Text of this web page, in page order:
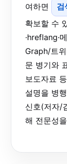
여하면
검
확보할 수
·hreflang·
Graph/트
문 병기와
보도자료
설명을 병
신호(저자/
해 전문성